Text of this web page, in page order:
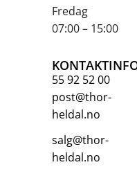
Fredag
07:00 – 15:00
55 92 52 00
post@thor-
heldal.no
salg@thor-
heldal.no